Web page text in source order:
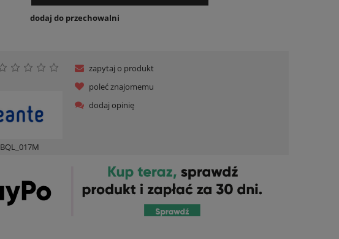
dodaj do przechowalni
BQL_017M
zapytaj o produkt
poleć znajomemu
dodaj opinię